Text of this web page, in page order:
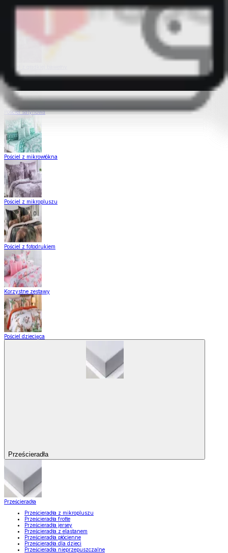
Pościel satynowa
Pościel z mikrowłókna
Pościel z mikropluszu
Pościel z fotodrukiem
Korzystne zestawy
Pościel dziecięca
Prześcieradła
Prześcieradła
Prześcieradła z mikropluszu
Prześcieradła frotte
Prześcieradła jersey
Prześcieradła z elastanem
Prześcieradła płócienne
Prześcieradła dla dzieci
Prześcieradła nieprzepuszczalne